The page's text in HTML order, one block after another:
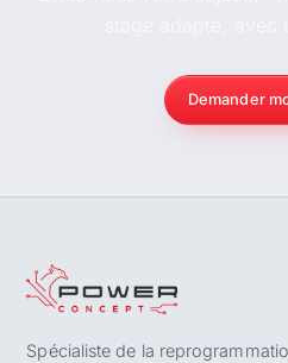
Demander
Spécialiste de la